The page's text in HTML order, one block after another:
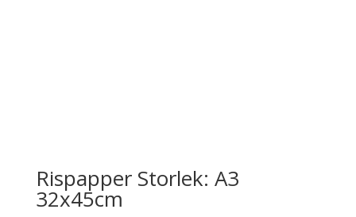
Rispapper Storlek: A3
32x45cm